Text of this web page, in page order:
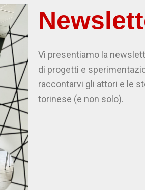
Vi presentiamo la
di progetti e
raccontarvi gli attori e le
torinese (e non solo).